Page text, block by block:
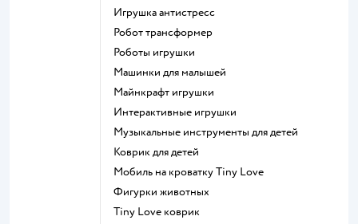
Игрушка антистресс
Робот трансформер
Роботы игрушки
Машинки для малышей
Майнкрафт игрушки
Интерактивные игрушки
Музыкальные инструменты для детей
Коврик для детей
Мобиль на кроватку Tiny Love
Фигурки животных
Tiny Love коврик